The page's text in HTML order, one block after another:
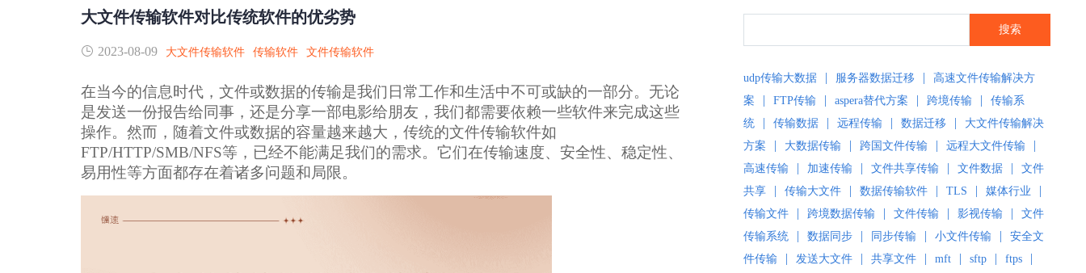
大文件传输软件对比传统软件的优劣势
2023-08-09 大文件传输软件 传输软件 文件传输软件
在当今的信息时代，文件或数据的传输是我们日常工作和生活中不可或缺的一部分。无论
是发送一份报告给同事，还是分享一部电影给朋友，我们都需要依赖一些软件来完成这些
操作。然而，随着文件或数据的容量越来越大，传统的文件传输软件如
FTP/HTTP/SMB/NFS等，已经不能满足我们的需求。它们在传输速度、安全性、稳定性、
易用性等方面都存在着诸多问题和局限。
搜索
udp传输大数据 | 服务器数据迁移 |
高速文件传输解决方
案
| FTP传输 | aspera替代方案 | 跨境传输 |
传输系
统
| 传输数据 | 远程传输 | 数据迁移 |
大文件传输解决
方案
| 大数据传输 | 跨国文件传输 | 远程大文件传输 |
高速传输 | 加速传输 | 文件共享传输 | 文件数据 |
文件
共享
| 传输大文件 | 数据传输软件 | TLS | 媒体行业 |
传输文件 | 跨境数据传输 | 文件传输 | 影视传输 |
文件
传输系统
| 数据同步 | 同步传输 | 小文件传输 |
安全文
件传输
| 发送大文件 | 共享文件 | mft | sftp | ftps |